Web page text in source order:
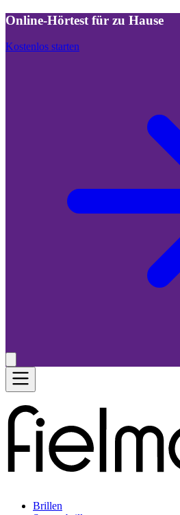
Online-Hörtest für zu Hause
Kostenlos starten
Brillen